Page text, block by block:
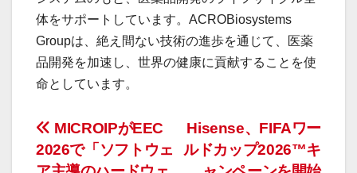
体をサポートしています。ACROBiosystems
Groupは、絶え間ない技術の進歩を通じて、医薬
品開発を加速し、世界の健康に貢献することを使
命としています。
投
稿
Hisense、FIFAワー
ルドカップ2026™キ
MICROIPがEEC
2026で「ソフトウェ